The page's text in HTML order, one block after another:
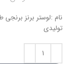
تولیدی